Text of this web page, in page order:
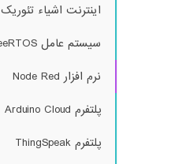
اینترنت اشیاء تئوریک
سیستم عامل FreeRTOS
نرم افزار Node Red
پلتفرم Arduino Cloud
پلتفرم ThingSpeak